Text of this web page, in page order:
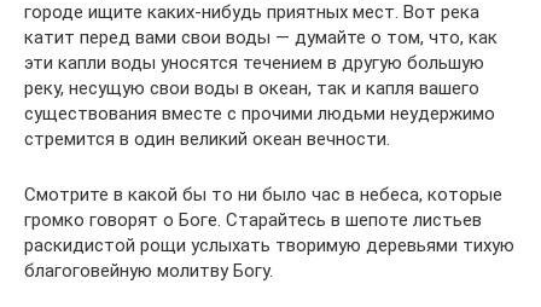
городе ищите каких-нибудь приятных мест. Вот река
катит перед вами свои воды — думайте о том, что, как
эти капли воды уносятся течением в другую большую
реку, несущую свои воды в океан, так и капля вашего
существования вместе с прочими людьми неудержимо
стремится в один великий океан вечности.
Смотрите в какой бы то ни было час в небеса, которые
громко говорят о Боге. Старайтесь в шепоте листьев
раскидистой рощи услыхать творимую деревьями тихую
благоговейную молитву Богу.